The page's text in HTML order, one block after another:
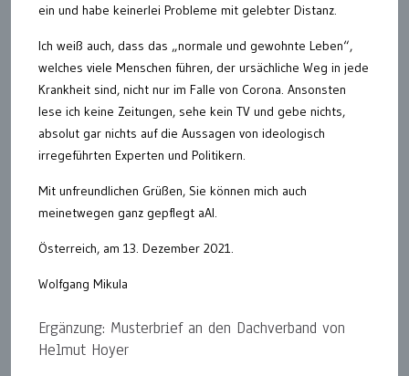
ein und habe keinerlei Probleme mit gelebter Distanz.
Ich weiß auch, dass das „normale und gewohnte Leben“,
welches viele Menschen führen, der ursächliche Weg in jede
Krankheit sind, nicht nur im Falle von Corona. Ansonsten
lese ich keine Zeitungen, sehe kein TV und gebe nichts,
absolut gar nichts auf die Aussagen von ideologisch
irregeführten Experten und Politikern.
Mit unfreundlichen Grüßen, Sie können mich auch
meinetwegen ganz gepflegt aAl.
Österreich, am 13. Dezember 2021.
Wolfgang Mikula
Ergänzung: Musterbrief an den Dachverband von
Helmut Hoyer